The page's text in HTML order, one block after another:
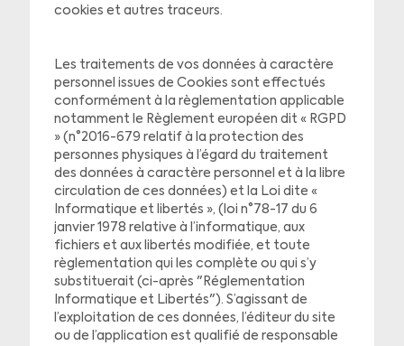
cookies et autres traceurs.
Les traitements de vos données à caractère
personnel issues de Cookies sont effectués
conformément à la règlementation applicable
notamment le Règlement européen dit « RGPD
» (n°2016-679 relatif à la protection des
personnes physiques à l’égard du traitement
des données à caractère personnel et à la libre
circulation de ces données) et la Loi dite «
Informatique et libertés », (loi n°78-17 du 6
janvier 1978 relative à l’informatique, aux
fichiers et aux libertés modifiée, et toute
règlementation qui les complète ou qui s’y
substituerait (ci-après "Réglementation
Informatique et Libertés"). S’agissant de
l’exploitation de ces données, l’éditeur du site
ou de l’application est qualifié de responsable